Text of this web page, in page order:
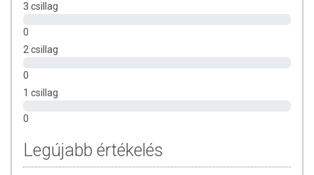
3 csillag
0
2 csillag
0
1 csillag
0
Legújabb értékelés